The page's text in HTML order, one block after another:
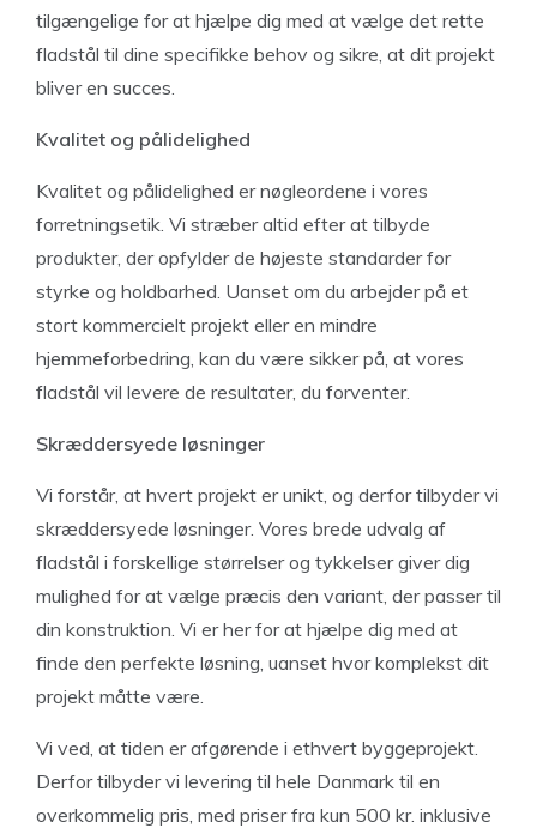
tilgængelige for at hjælpe dig med at vælge det rette
fladstål til dine specifikke behov og sikre, at dit projekt
bliver en succes.
Kvalitet og pålidelighed
Kvalitet og pålidelighed er nøgleordene i vores
forretningsetik. Vi stræber altid efter at tilbyde
produkter, der opfylder de højeste standarder for
styrke og holdbarhed. Uanset om du arbejder på et
stort kommercielt projekt eller en mindre
hjemmeforbedring, kan du være sikker på, at vores
fladstål vil levere de resultater, du forventer.
Skræddersyede løsninger
Vi forstår, at hvert projekt er unikt, og derfor tilbyder vi
skræddersyede løsninger. Vores brede udvalg af
fladstål i forskellige størrelser og tykkelser giver dig
mulighed for at vælge præcis den variant, der passer til
din konstruktion. Vi er her for at hjælpe dig med at
finde den perfekte løsning, uanset hvor komplekst dit
projekt måtte være.
Vi ved, at tiden er afgørende i ethvert byggeprojekt.
Derfor tilbyder vi levering til hele Danmark til en
overkommelig pris, med priser fra kun 500 kr. inklusive